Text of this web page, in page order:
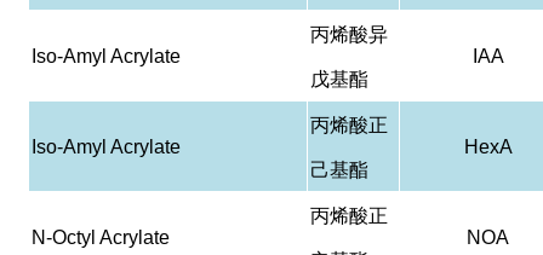
Iso-Amyl Acrylate
丙烯酸异
戊基酯
IAA
Iso-Amyl Acrylate
丙烯酸正
己基酯
HexA
N-Octyl Acrylate
丙烯酸正
NOA